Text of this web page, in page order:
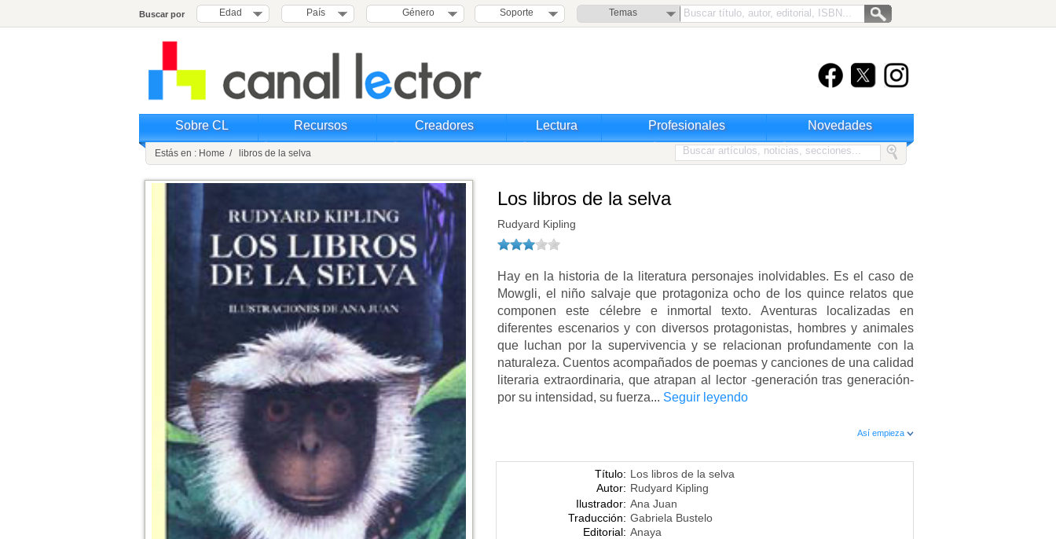
Buscar por Edad País Género Soporte Temas
Sobre CL Recursos Creadores Lectura Profesionales Novedades
Estás en : Home / libros de la selva
Los libros de la selva
Rudyard Kipling
Hay en la historia de la literatura personajes inolvidables. Es el caso de
Mowgli, el niño salvaje que protagoniza ocho de los quince relatos que
componen este célebre e inmortal texto. Aventuras localizadas en
diferentes escenarios y con diversos protagonistas, hombres y animales
que luchan por la supervivencia y se relacionan profundamente con la
naturaleza. Cuentos acompañados de poemas y canciones de una calidad
literaria extraordinaria, que atrapan al lector -generación tras generación-
por su intensidad, su fuerza... Seguir leyendo
Así empieza
Título: Los libros de la selva
Autor: Rudyard Kipling
Ilustrador: Ana Juan
Traducción: Gabriela Bustelo
Editorial: Anaya